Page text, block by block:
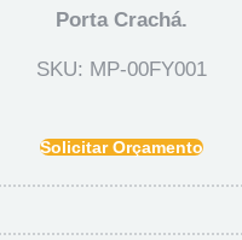
Porta Crachá.
SKU: MP-00FY001
Solicitar Orçamento